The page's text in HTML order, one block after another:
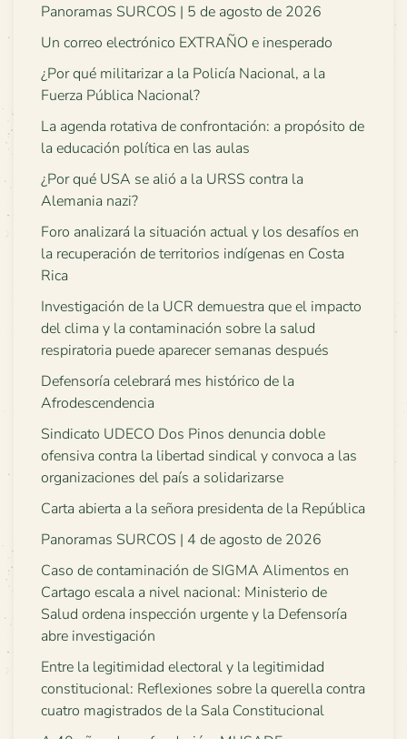
Panoramas SURCOS | 5 de agosto de 2026
Un correo electrónico EXTRAÑO e inesperado
¿Por qué militarizar a la Policía Nacional, a la
Fuerza Pública Nacional?
La agenda rotativa de confrontación: a propósito de
la educación política en las aulas
¿Por qué USA se alió a la URSS contra la
Alemania nazi?
Foro analizará la situación actual y los desafíos en
la recuperación de territorios indígenas en Costa
Rica
Investigación de la UCR demuestra que el impacto
del clima y la contaminación sobre la salud
respiratoria puede aparecer semanas después
Defensoría celebrará mes histórico de la
Afrodescendencia
Sindicato UDECO Dos Pinos denuncia doble
ofensiva contra la libertad sindical y convoca a las
organizaciones del país a solidarizarse
Carta abierta a la señora presidenta de la República
Panoramas SURCOS | 4 de agosto de 2026
Caso de contaminación de SIGMA Alimentos en
Cartago escala a nivel nacional: Ministerio de
Salud ordena inspección urgente y la Defensoría
abre investigación
Entre la legitimidad electoral y la legitimidad
constitucional: Reflexiones sobre la querella contra
cuatro magistrados de la Sala Constitucional